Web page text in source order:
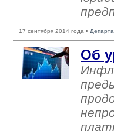
17 сентября 2014 года •
Об